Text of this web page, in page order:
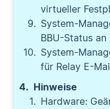
virtueller
System-
BBU-Status
System-
für Relay E-
Hinweise
Hardware: